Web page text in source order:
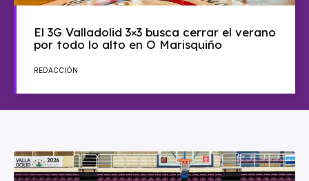
El 3G Valladolid 3×3 busca cerrar el verano
por todo lo alto en O Marisquiño
REDACCIÓN